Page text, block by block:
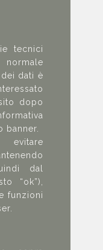
tecnici
normale
dati è
dopo
banner.
evitare
dal
“ok”),
funzioni